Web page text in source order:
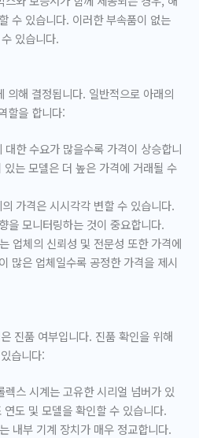
수 있습니다. 이러한 부속품이 없는
있습니다.
의해 결정됩니다. 일반적으로 아래의
할을 합니다:
대한 수요가 많을수록 가격이 상승합니
는 모델은 더 높은 가격에 거래될 수
가격은 시시각각 변할 수 있습니다.
을 모니터링하는 것이 중요합니다.
업체의 신뢰성 및 전문성 또한 가격에
많은 업체일수록 공정한 가격을 제시
진품 여부입니다. 진품 확인을 위해
습니다:
렉스 시계는 고유한 시리얼 넘버가 있
도 및 모델을 확인할 수 있습니다.
내부 기계 장치가 매우 정교합니다.